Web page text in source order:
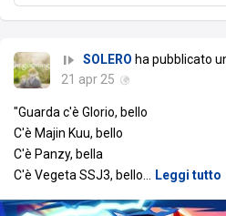
SOLERO ha pubblicato
21 apr 25
"Guarda c'è Glorio, bello
C'è Majin Kuu, bello
C'è Panzy, bella
C'è Vegeta SSJ3, bello… Leggi tutto